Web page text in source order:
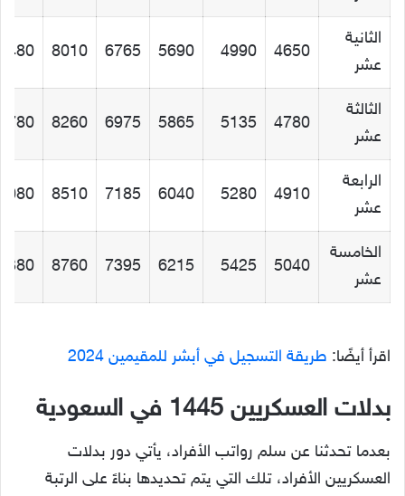
الثانية
عشر
4650
4990
5690
6765
8010
الثالثة
عشر
4780
5135
5865
6975
8260
الرابعة
عشر
4910
5280
6040
7185
8510
الخامسة
عشر
5040
5425
6215
7395
8760
اقرأ أيضًا: طريقة التسجيل في أبشر للمقيمين 2024
بدلات العسكريين 1445 في السعودية
بعدما تحدثنا عن سلم رواتب الأفراد، يأتي دور بدلات
العسكريين الأفراد، تلك التي يتم تحديدها بناءً على الرتبة